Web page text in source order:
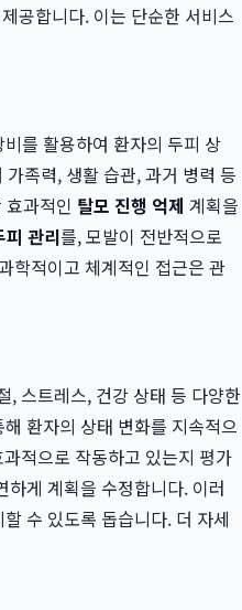
공합니다. 이는 단순한 서비스
를 활용하여 환자의 두피 상
족력, 생활 습관, 과거 병력 등
과적인 탈모 진행 억제 계획을
피 관리를, 모발이 전반적으로
학적이고 체계적인 접근은 관
, 스트레스, 건강 상태 등 다양한
환자의 상태 변화를 지속적으
적으로 작동하고 있는지 평가
하게 계획을 수정합니다. 이러
수 있도록 돕습니다. 더 자세